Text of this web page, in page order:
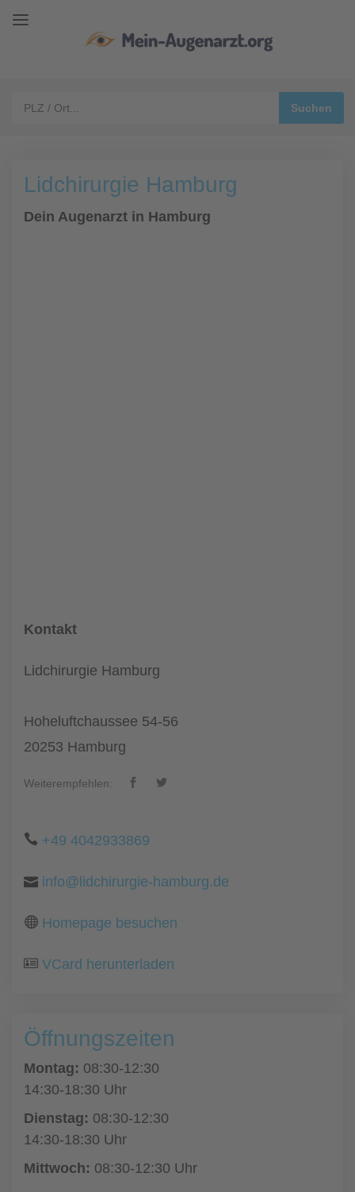
Lidchirurgie Hamburg
Dein Augenarzt in Hamburg
Kontakt
Lidchirurgie Hamburg
Hoheluftchaussee 54-56
20253 Hamburg
Weiterempfehlen:
+49 4042933869
info@lidchirurgie-hamburg.de
Homepage besuchen
VCard herunterladen
Öffnungszeiten
Montag: 08:30-12:30
14:30-18:30 Uhr
Dienstag: 08:30-12:30
14:30-18:30 Uhr
Mittwoch: 08:30-12:30 Uhr